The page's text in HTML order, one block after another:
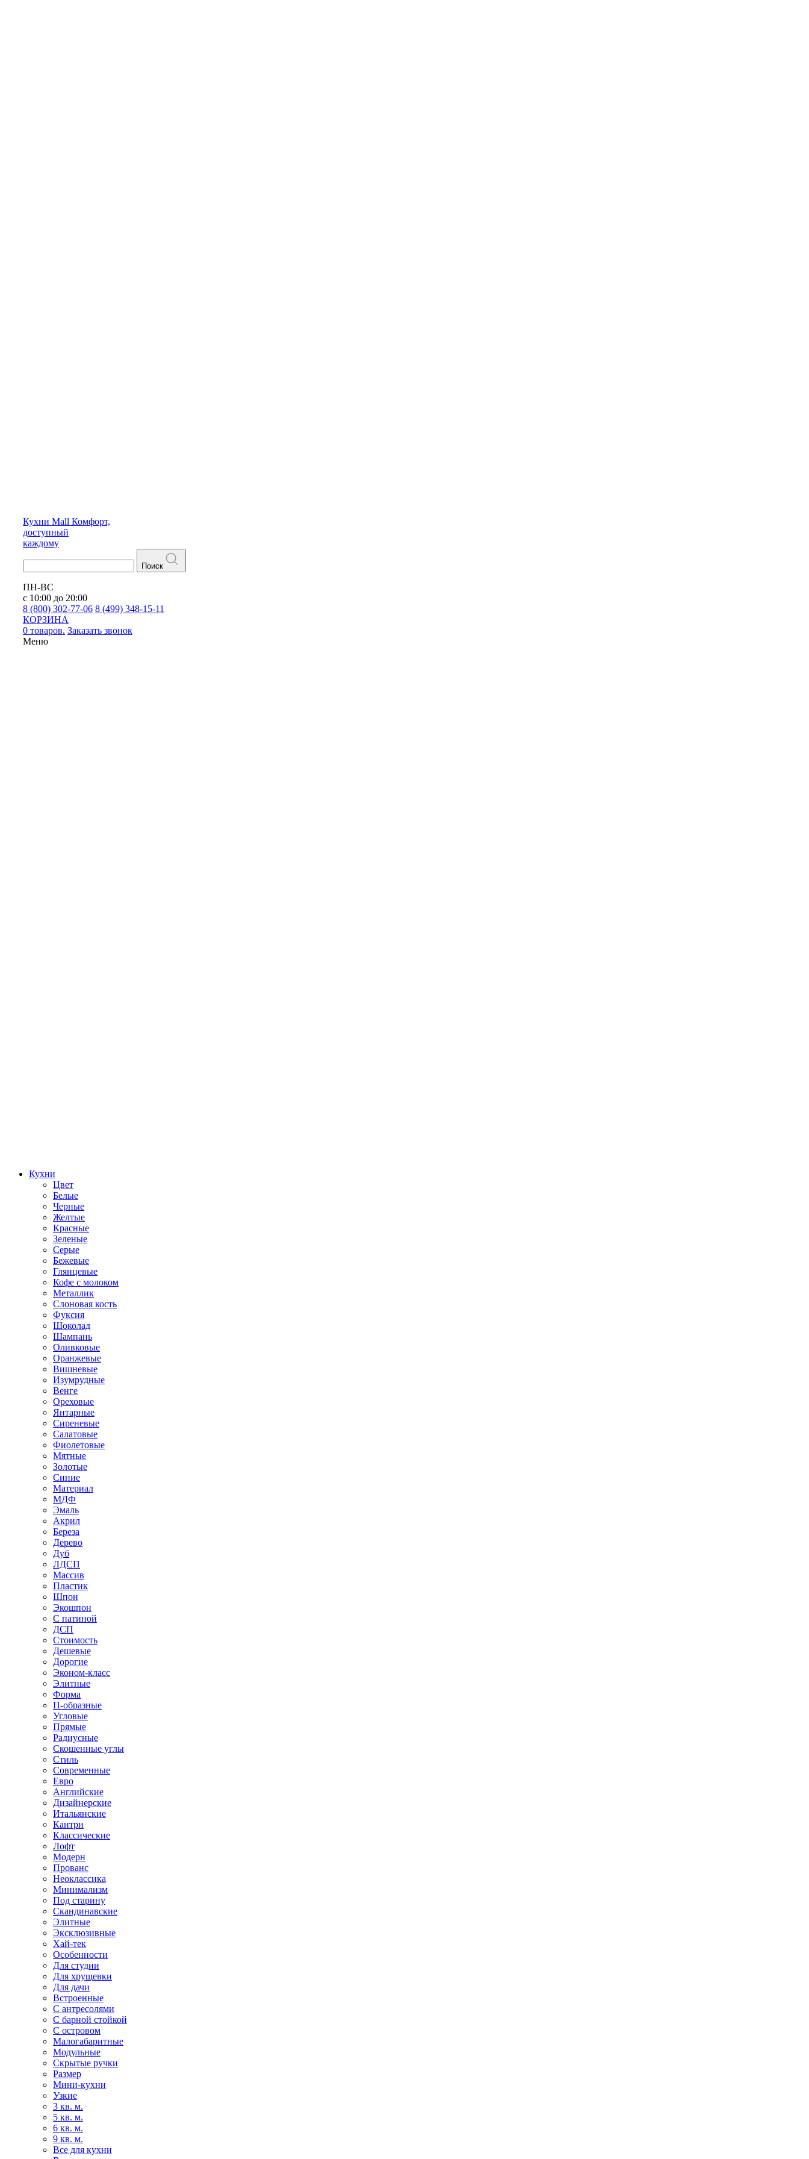
Кухни Mall Комфорт,
доступный
каждому
Поиск
ПН-ВС
с 10:00 до 20:00
8 (800) 302-77-06 8 (499) 348-15-11
КОРЗИНА
0 товаров. Заказать звонок
Меню
Кухни
Цвет
Белые
Черные
Желтые
Красные
Зеленые
Серые
Бежевые
Глянцевые
Кофе с молоком
Металлик
Слоновая кость
Фуксия
Шоколад
Шампань
Оливковые
Оранжевые
Вишневые
Изумрудные
Венге
Ореховые
Янтарные
Сиреневые
Салатовые
Фиолетовые
Мятные
Золотые
Синие
Материал
МДФ
Эмаль
Акрил
Береза
Дерево
Дуб
ЛДСП
Массив
Пластик
Шпон
Экошпон
С патиной
ДСП
Стоимость
Дешевые
Дорогие
Эконом-класс
Элитные
Форма
П-образные
Угловые
Прямые
Радиусные
Скошенные углы
Стиль
Современные
Евро
Английские
Дизайнерские
Итальянские
Кантри
Классические
Лофт
Модерн
Прованс
Неоклассика
Минимализм
Под старину
Скандинавские
Элитные
Эксклюзивные
Хай-тек
Особенности
Для студии
Для хрущевки
Для дачи
Встроенные
С антресолями
С барной стойкой
С островом
Малогабаритные
Модульные
Скрытые ручки
Размер
Мини-кухни
Узкие
3 кв. м.
5 кв. м.
6 кв. м.
9 кв. м.
Все для кухни